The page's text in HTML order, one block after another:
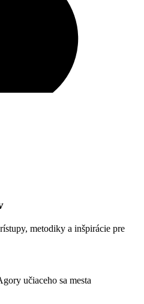
metodiky a inšpirácie pre